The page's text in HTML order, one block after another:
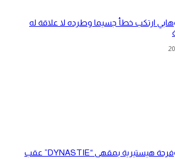
ارتكب خطأ جسيما وطرده لا علاقة له
أجواء حماسية وفرحة هيستيرية بمقهى “DYNASTIE” عقب